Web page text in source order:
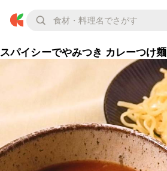
スパイシーでやみつき カレーつけ麺